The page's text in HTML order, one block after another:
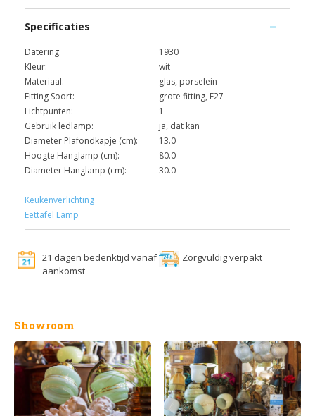
Specificaties
Datering:
1930
Kleur:
wit
Materiaal:
glas, porselein
Fitting Soort:
grote fitting, E27
Lichtpunten:
1
Gebruik ledlamp:
ja, dat kan
Diameter Plafondkapje (cm):
13.0
Hoogte Hanglamp (cm):
80.0
Diameter Hanglamp (cm):
30.0
Keukenverlichting
Eettafel Lamp
21 dagen bedenktijd vanaf
aankomst
Zorgvuldig verpakt
Showroom